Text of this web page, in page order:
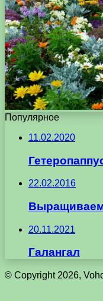
Популярное
11.02.2020
22.02.2016
20.11.2021
Галангал
© Copyright 2026,